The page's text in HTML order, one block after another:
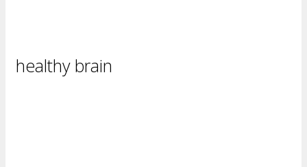
healthy brain